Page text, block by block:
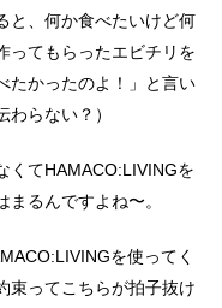
と、何か食べたいけど何
ってもらったエビチリを
たかったのよ！」と言い
らない？）
くてHAMACO:LIVINGを
るんですよね〜。
を使ってく
束ってこちらが拍子抜け